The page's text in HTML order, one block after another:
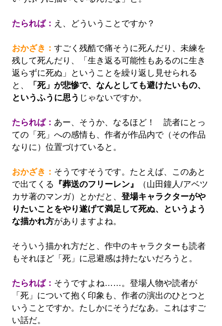
たられば： え、どういうことですか？
おかざき： すごく残酷で痛そうに死んだり、未練を
残して死んだり、「生き返る可能性もあるのに生き
返らずに死ぬ」ということを繰り返し見せられる
と、
「死」が悲惨で、なんとしても避けたいもの、
というふうに思う じゃないですか。
たられば： あー、そうか、なるほど！ 読者にとっ
ての「死」への感情も、作者が作品内で（その作品
なりに）位置づけていると。
おかざき： そうですそうです。たとえば、このあと
で出てくる 『葬送のフリーレン』
（山田鐘人/アベツ
カサ著のマンガ）とかだと、 登場キャラクターがや
りたいことをやり遂げて満足して死ぬ、というよう
な描かれ方がありますよね。
そういう描かれ方だと、作中のキャラクターも読者
もそれほど「死」に忌避感は持たないだろうと。
たられば： そうですよね……。登場人物や読者が
「死」について抱く印象も、作者の演出のひとつと
いうことですか。たしかにそうだなあ。これはすご
い話だ。